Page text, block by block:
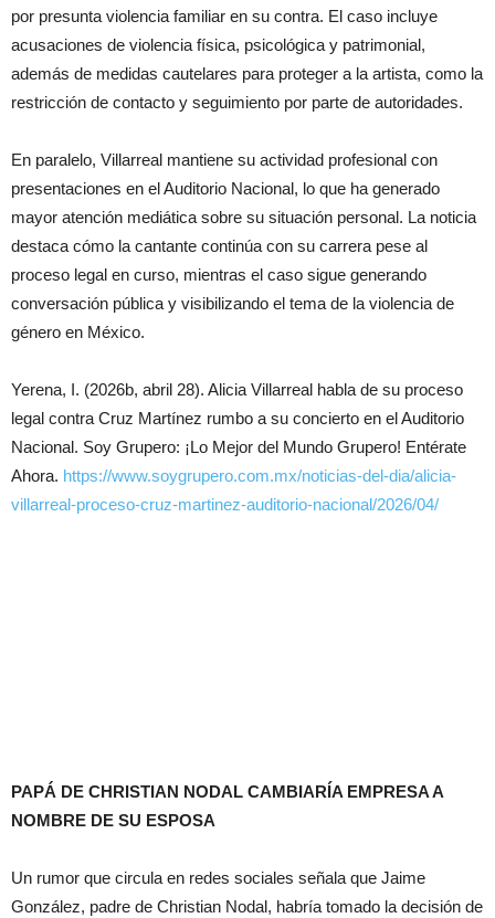
por presunta violencia familiar en su contra. El caso incluye
acusaciones de violencia física, psicológica y patrimonial,
además de medidas cautelares para proteger a la artista, como la
restricción de contacto y seguimiento por parte de autoridades.
En paralelo, Villarreal mantiene su actividad profesional con
presentaciones en el Auditorio Nacional, lo que ha generado
mayor atención mediática sobre su situación personal. La noticia
destaca cómo la cantante continúa con su carrera pese al
proceso legal en curso, mientras el caso sigue generando
conversación pública y visibilizando el tema de la violencia de
género en México.
Yerena, I. (2026b, abril 28). Alicia Villarreal habla de su proceso
legal contra Cruz Martínez rumbo a su concierto en el Auditorio
Nacional. Soy Grupero: ¡Lo Mejor del Mundo Grupero! Entérate
Ahora. https://www.soygrupero.com.mx/noticias-del-dia/alicia-
villarreal-proceso-cruz-martinez-auditorio-nacional/2026/04/
PAPÁ DE CHRISTIAN NODAL CAMBIARÍA EMPRESA A
NOMBRE DE SU ESPOSA
Un rumor que circula en redes sociales señala que Jaime
González, padre de Christian Nodal, habría tomado la decisión de